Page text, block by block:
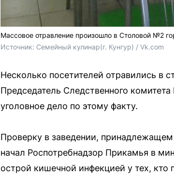
Массовое отравление произошло в Столовой №2
Источник: Семейный кулинар(г. Кунгур) / Vk.com
Несколько посетителей отравились в
Председатель Следственного
уголовное дело по этому факту.
Проверку в заведении,
начал Роспотребнадзор Прикамья в
острой кишечной инфекцией у тех,